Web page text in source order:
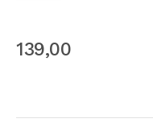
139,00